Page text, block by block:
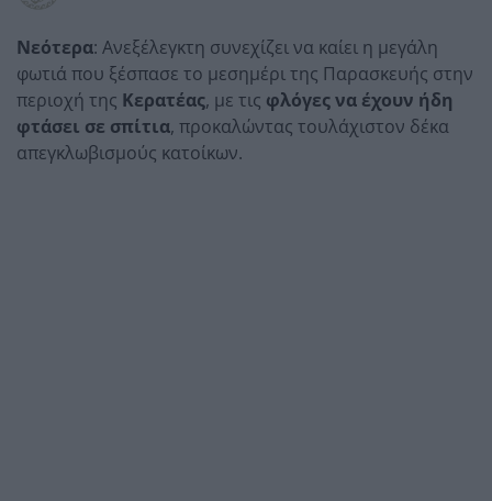
Νεότερα: Ανεξέλεγκτη συνεχίζει να καίει η μεγάλη
φωτιά που ξέσπασε το μεσημέρι της Παρασκευής στην
περιοχή της Κερατέας, με τις φλόγες να έχουν ήδη
φτάσει σε σπίτια, προκαλώντας τουλάχιστον δέκα
απεγκλωβισμούς κατοίκων.